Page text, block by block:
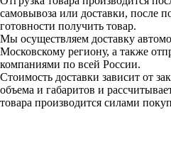
самовывоза или доставки, после
готовности получить товар.
Мы осуществляем доставку
Московскому региону, а также
компаниями по всей России.
Стоимость доставки зависит от
объема и габаритов и
товара производится силами